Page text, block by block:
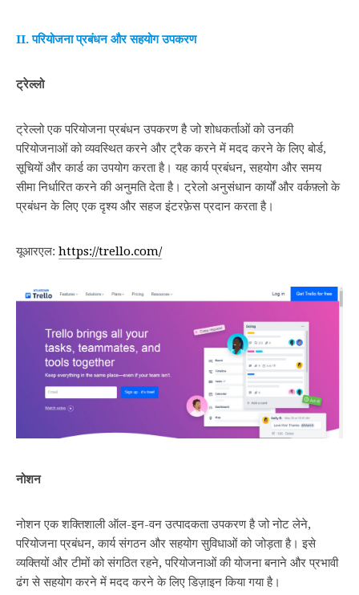
II. परियोजना प्रबंधन और सहयोग उपकरण
ट्रेल्‍लो
ट्रेल्‍लो एक परियोजना प्रबंधन उपकरण है जो शोधकर्ताओं को उनकी
परियोजनाओं को व्यवस्थित करने और ट्रैक करने में मदद करने के लिए बोर्ड,
सूचियों और कार्ड का उपयोग करता है। यह कार्य प्रबंधन, सहयोग और समय
सीमा निर्धारित करने की अनुमति देता है। ट्रेलो अनुसंधान कार्यों और वर्कफ़्लो के
प्रबंधन के लिए एक दृश्य और सहज इंटरफ़ेस प्रदान करता है।
यूआरएल: https://trello.com/
नोशन
नोशन एक शक्तिशाली ऑल-इन-वन उत्पादकता उपकरण है जो नोट लेने,
परियोजना प्रबंधन, कार्य संगठन और सहयोग सुविधाओं को जोड़ता है। इसे
व्यक्तियों और टीमों को संगठित रहने, परियोजनाओं की योजना बनाने और प्रभावी
ढंग से सहयोग करने में मदद करने के लिए डिज़ाइन किया गया है।